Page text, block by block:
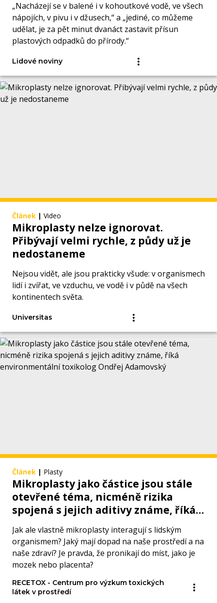
„Nacházejí se v balené i v kohoutkové vodě, ve všech
nápojích, v pivu i v džusech,“ a „jediné, co můžeme
udělat, je za pět minut dvanáct zastavit přísun
plastových odpadků do přírody.“
Lidové noviny
Článek | Video
Mikroplasty nelze ignorovat.
Přibývají velmi rychle, z půdy už je
nedostaneme
Nejsou vidět, ale jsou prakticky všude: v organismech
lidí i zvířat, ve vzduchu, ve vodě i v půdě na všech
kontinentech světa.
Universitas
Článek | Plasty
Mikroplasty jako částice jsou stále
otevřené téma, nicméně rizika
spojená s jejich aditivy známe, říká
environmentální toxikolog Ondřej
Adamovský
Jak ale vlastně mikroplasty interagují s lidským
organismem? Jaký mají dopad na naše prostředí a na
naše zdraví? Je pravda, že pronikají do míst, jako je
mozek nebo placenta?
RECETOX - Centrum pro výzkum toxických
látek v prostředí